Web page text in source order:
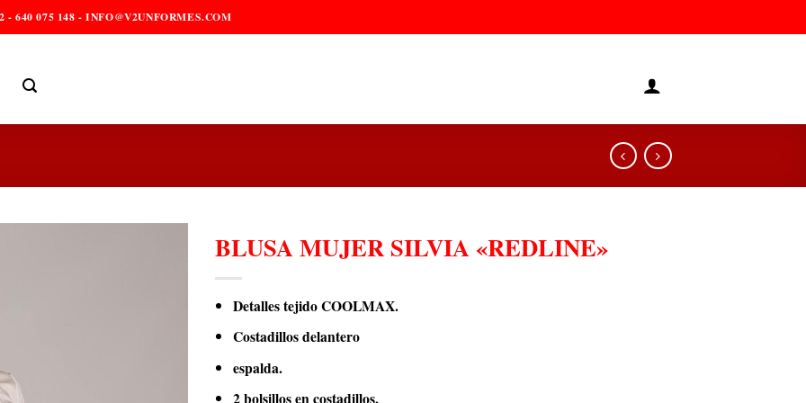
640 075 148 - INFO@V2UNFORMES.COM
BLUSA MUJER SILVIA «REDLINE»
Detalles tejido COOLMAX.
Costadillos delantero
espalda.
2 bolsillos en costadillos.